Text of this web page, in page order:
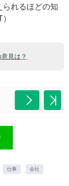
られるほどの知
見は？
仕事 会社